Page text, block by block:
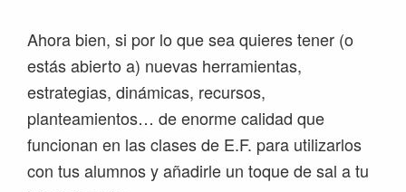
Ahora bien, si por lo que sea quieres tener (o
estás abierto a) nuevas herramientas,
estrategias, dinámicas, recursos,
planteamientos… de enorme calidad que
funcionan en las clases de E.F. para utilizarlos
con tus alumnos y añadirle un toque de sal a tu